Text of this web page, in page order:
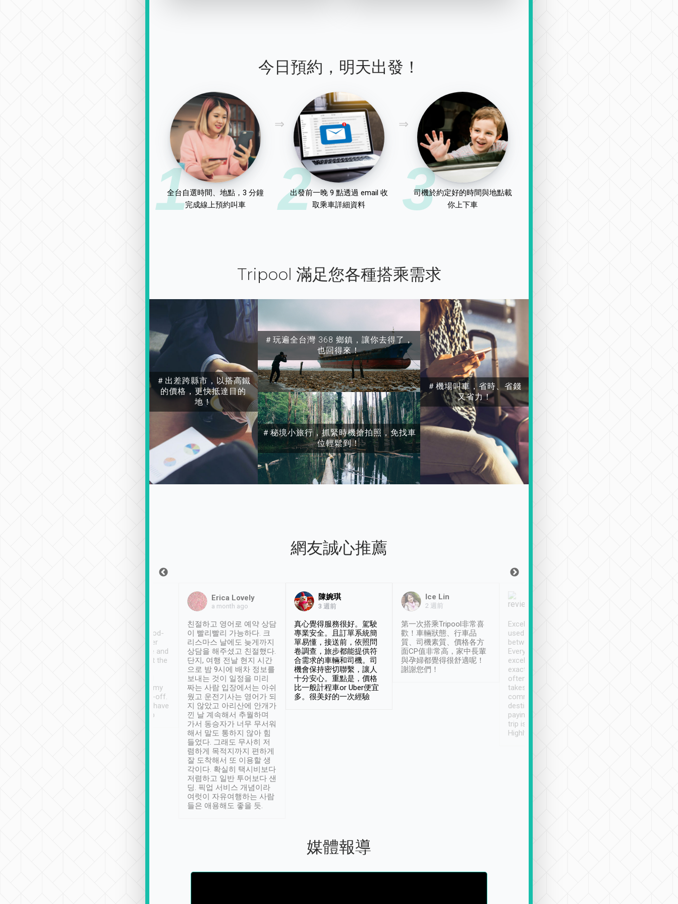
今日預約，明天出發！
1
全台自選時間、地點，3 分鐘
完成線上預約叫車
2
出發前一晚 9 點透過 email 收
取乘車詳細資料
3
司機於約定好的時間與地點載
你上下車
Tripool 滿足您各種搭乘需求
＃出差跨縣市，以搭高鐵
的價格，更快抵達目的
地！
＃玩遍全台灣 368 鄉鎮，讓你去得了，
也回得來！
＃秘境小旅行，抓緊時機搶拍照，免找車
位輕鬆到！
＃機場叫車，省時、省錢
又省力！
網友誠心推薦
service, vehicles in good-
condition and the driver
service was awesome and
thoughtful. Driver went the
have safely arrived at my
destination after drop-off.
Definitely something I have
not seen elsewhere 👍
Erica Lovely
a month ago
친절하고 영어로 예약 상담
이 빨리빨리 가능하다. 크
리스마스 날에도 늦게까지
상담을 해주셨고 친절했다.
단지, 여행 전날 현지 시간
으로 밤 9시에 배차 정보를
보내는 것이 일정을 미리
짜는 사람 입장에서는 아쉬
웠고 운전기사는 영어가 되
지 않았고 아리산에 안개가
낀 날 계속해서 추월하며
가서 동승자가 너무 무서워
해서 말도 통하지 않아 힘
들었다. 그래도 무사히 저
렴하게 목적지까지 편하게
잘 도착해서 또 이용할 생
각이다. 확실히 택시비보다
저렴하고 일반 투어보다 샌
딩. 픽업 서비스 개념이라
여럿이 자유여행하는 사람
들은 애용해도 좋을 듯.
陳婉琪
3 週前
真心覺得服務很好。駕駛
專業安全。且訂單系統簡
單易懂，接送前，依照問
卷調查，旅步都能提供符
合需求的車輛和司機。司
機會保持密切聯繫，讓人
十分安心。重點是，價格
比一般計程車or Uber便宜
多。很美好的一次經驗
Ice Lin
2 週前
第一次搭乘Tripool非常喜
歡！車輛狀態、行車品
質、司機素質、價格各方
面CP值非常高，家中長輩
與孕婦都覺得很舒適呢！
謝謝您們！
Excellent service. We have
used Tripool to travel
between cities in Taiwan.
Every driver has been
excellent and arrives
exactly on time. As there is
often limited English it
takes the difficulty out of
communicating the
destination details and
paying online prior to the
trip is very convenient.
Highly recommended
媒體報導